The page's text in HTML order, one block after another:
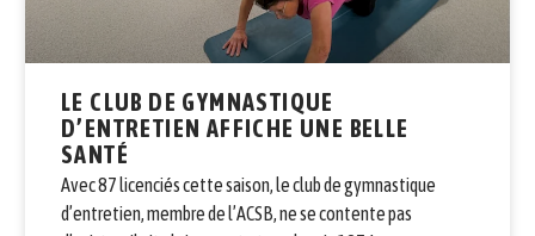
LE CLUB DE GYMNASTIQUE
D’ENTRETIEN AFFICHE UNE BELLE
SANTÉ
Avec 87 licenciés cette saison, le club de gymnastique
d’entretien, membre de l’ACSB, ne se contente pas